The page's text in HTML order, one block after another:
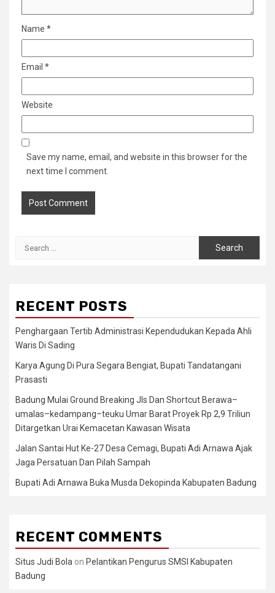
Name *
Email *
Website
Save my name, email, and website in this browser for the
next time I comment.
RECENT POSTS
Penghargaan Tertib Administrasi Kependudukan Kepada Ahli
Waris Di Sading
Karya Agung Di Pura Segara Bengiat, Bupati Tandatangani
Prasasti
Badung Mulai Ground Breaking Jls Dan Shortcut Berawa–
umalas–kedampang–teuku Umar Barat Proyek Rp 2,9 Triliun
Ditargetkan Urai Kemacetan Kawasan Wisata
Jalan Santai Hut Ke-27 Desa Cemagi, Bupati Adi Arnawa Ajak
Jaga Persatuan Dan Pilah Sampah
Bupati Adi Arnawa Buka Musda Dekopinda Kabupaten Badung
RECENT COMMENTS
Situs Judi Bola on Pelantikan Pengurus SMSI Kabupaten
Badung